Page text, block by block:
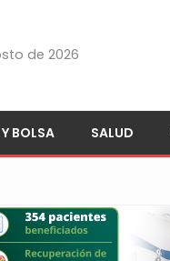
de 2026
BOLSA SALUD